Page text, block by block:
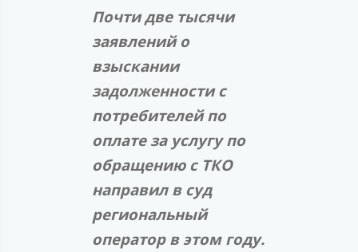
Почти две тысячи
заявлений о
взыскании
задолженности с
потребителей по
оплате за услугу по
обращению с ТКО
направил в суд
региональный
оператор в этом году.